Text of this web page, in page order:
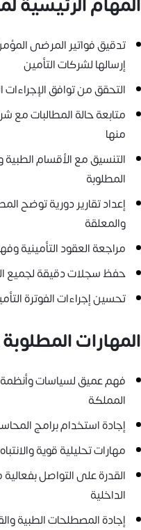
تدقيق فواتير المرضى
إرسالها لشركات التأمين
التحقق من توافق الإجراءات
متابعة حالة المطالبات مع
منها
التنسيق مع الأقسام الطبية
المطلوبة
إعداد تقارير دورية توضح
والمعلقة
مراجعة العقود التأمينية
حفظ سجلات دقيقة لجميع
تحسين إجراءات الفوترة
المهارات
فهم عميق لسياسات
المملكة
إجادة استخدام برامج
مهارات تحليلية قوية
القدرة على التواصل
الداخلية
إجادة المصطلحات الطبية